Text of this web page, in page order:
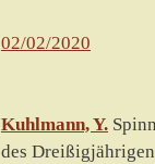
02/02/2020
Kuhlmann, Y.
des